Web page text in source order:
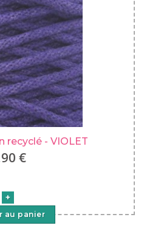
recyclé - VIOLET
€
au panier